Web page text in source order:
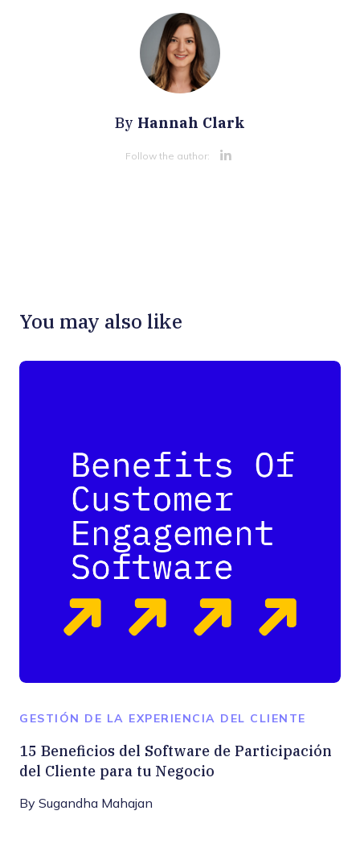
By Hannah Clark
Follow the author:
You may also like
GESTIÓN DE LA EXPERIENCIA DEL CLIENTE
15 Beneficios del Software de Participación
del Cliente para tu Negocio
By Sugandha Mahajan